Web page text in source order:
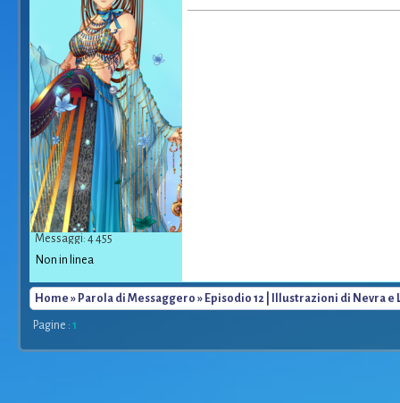
Messaggi: 4 455
Non in linea
Home » Parola di Messaggero » Episodio 12 | Illustrazioni di Nevra e
Pagine : 1